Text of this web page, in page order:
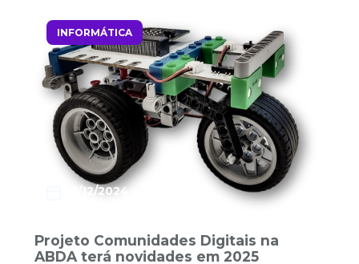
INFORMÁTICA
17/12/2024
Projeto Comunidades Digitais na
ABDA terá novidades em 2025